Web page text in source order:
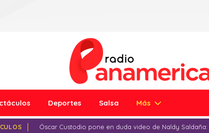
Deportes Salsa Más
Óscar Custodio pone en duda video de Naldy